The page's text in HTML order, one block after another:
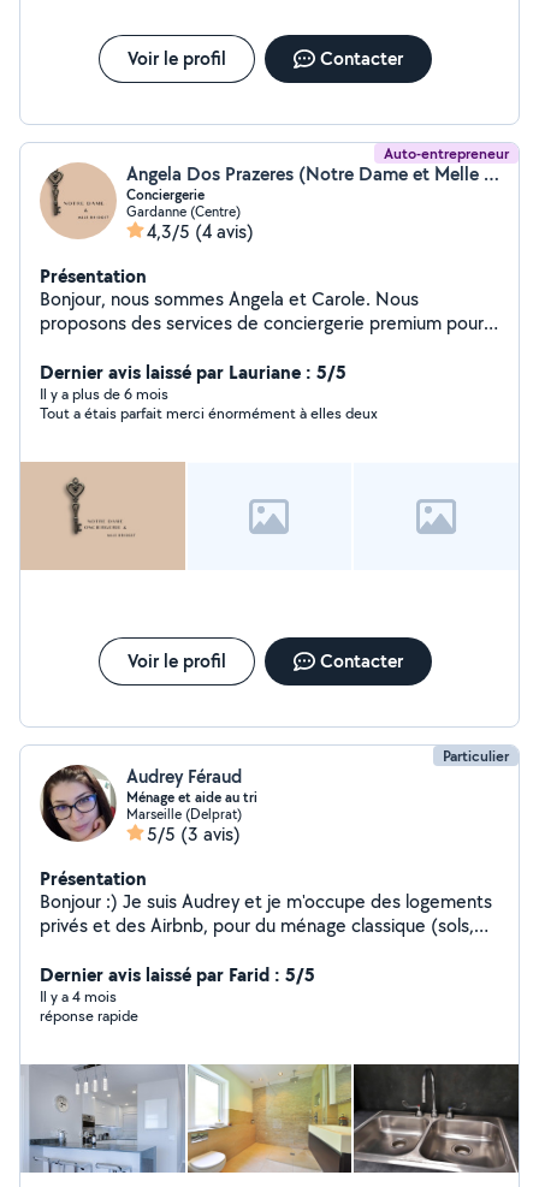
Voir le profil Contacter
Auto-entrepreneur
Angela Dos Prazeres (Notre Dame et Melle Bridget)
Conciergerie
Gardanne (Centre)
4,3/5 (4 avis)
Présentation
Bonjour, nous sommes Angela et Carole. Nous
proposons des services de conciergerie premium pour
Notre plus ? L'harmonisation du lieu est incluse dans
chaque prestation. Nous ne nous contentons pas de
gérer votre logement : nous veillons à ce qu'il soit
moindres détails. - Conciergerie et coordination
complètes - Harmonisation des espaces incluse - Suivi
sérieux et communication fluide - Intervention dans
toute la région - Deux interlocutrices, un
vous offrir tranquillité d'esprit et valoriser votre bien
avec une approche premium. Contactez-nous pour un
premier échange. Au plaisir, Angela et Carole
Dernier avis laissé par Lauriane : 5/5
Il y a plus de 6 mois
Tout a étais parfait merci énormément à elles deux
Voir le profil Contacter
Particulier
Audrey Féraud
Ménage et aide au tri
Marseille (Delprat)
5/5 (3 avis)
Présentation
Bonjour :) Je suis Audrey et je m'occupe des logements
privés et des Airbnb, pour du ménage classique (sols,
d'états de lieux et les ventes. Travail soigné et rigoureux.
Je suis également pet sitter depuis 7 ans et ex
bénévole de refuge pour animaux où je suis restée 3
promenade, les jeux et les repas, ainsi que donner les
médicaments si besoin. Photos et nouvelles garanties. A
bientôt !
Dernier avis laissé par Farid : 5/5
Il y a 4 mois
réponse rapide